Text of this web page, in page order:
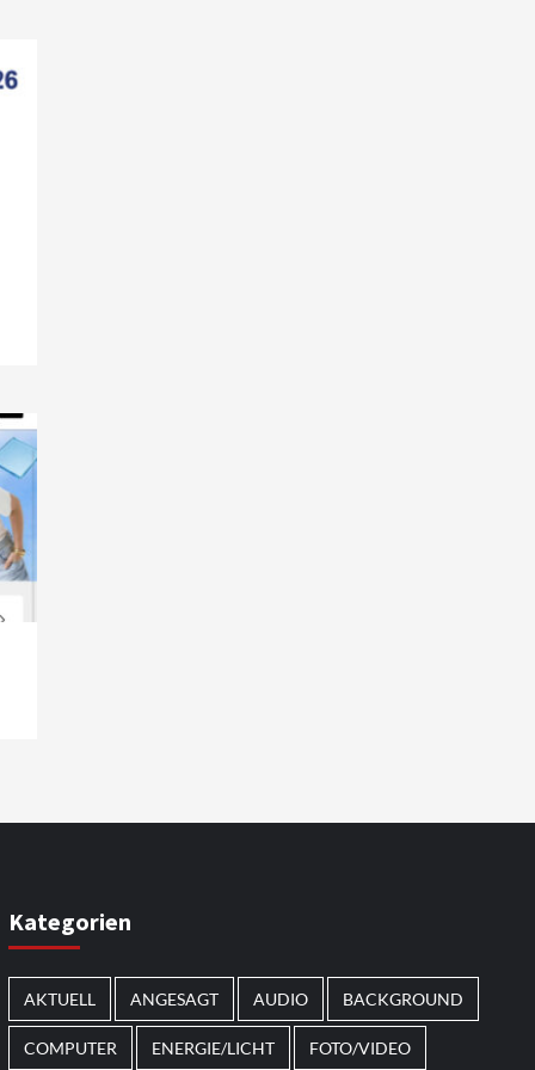
Kategorien
AKTUELL ANGESAGT AUDIO BACKGROUND
COMPUTER ENERGIE/LICHT FOTO/VIDEO